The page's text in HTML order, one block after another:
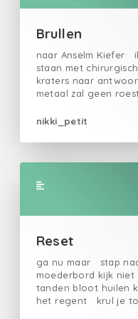
Brullen
naar Anselm Kiefer
staan met
kraters naar
metaal zal geen
gebrand op het
in de tijdkorst
zolang zweer ik met
nikki_petit
Reset
ga nu maar stap
moederbord kijk
tanden bloot huilen
het regent krul je